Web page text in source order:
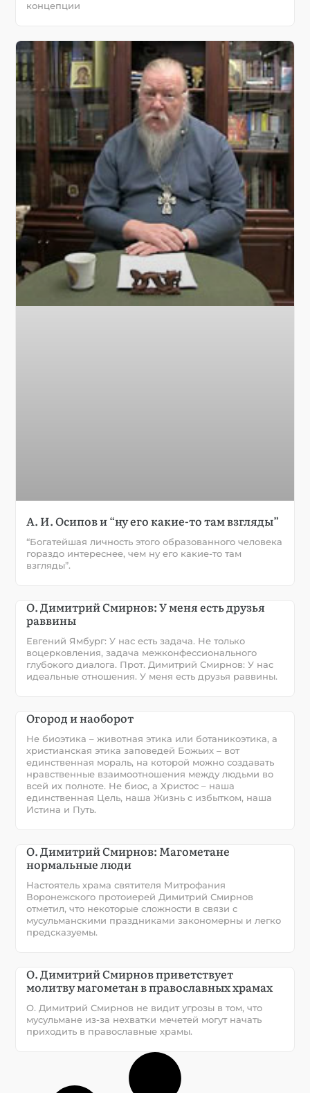
концепции
А. И. Осипов и “ну его какие-то там взгляды”
“Богатейшая личность этого образованного человека
гораздо интереснее, чем ну его какие-то там
взгляды”.
О. Димитрий Смирнов: У меня есть друзья
раввины
Евгений Ямбург: У нас есть задача. Не только
воцерковления, задача межконфессионального
глубокого диалога. Прот. Димитрий Смирнов: У нас
идеальные отношения. У меня есть друзья раввины.
Огород и наоборот
Не биоэтика – животная этика или ботаникоэтика, а
христианская этика заповедей Божьих – вот
единственная мораль, на которой можно создавать
нравственные взаимоотношения между людьми во
всей их полноте. Не биос, а Христос – наша
единственная Цель, наша Жизнь с избытком, наша
Истина и Путь.
О. Димитрий Смирнов: Магометане
нормальные люди
Настоятель храма святителя Митрофания
Воронежского протоиерей Димитрий Смирнов
отметил, что некоторые сложности в связи с
мусульманскими праздниками закономерны и легко
предсказуемы.
О. Димитрий Смирнов приветствует
молитву магометан в православных храмах
О. Димитрий Смирнов не видит угрозы в том, что
мусульмане из-за нехватки мечетей могут начать
приходить в православные храмы.